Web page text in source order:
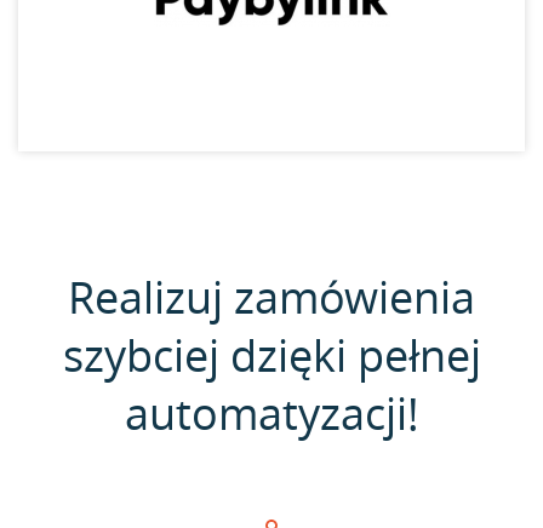
Realizuj zamówienia
szybciej dzięki pełnej
automatyzacji!